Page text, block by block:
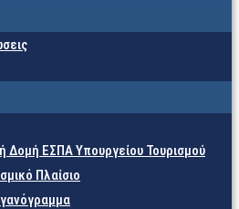
Δομή ΕΣΠΑ Υπουργείου Τουρισμού
Πλαίσιο